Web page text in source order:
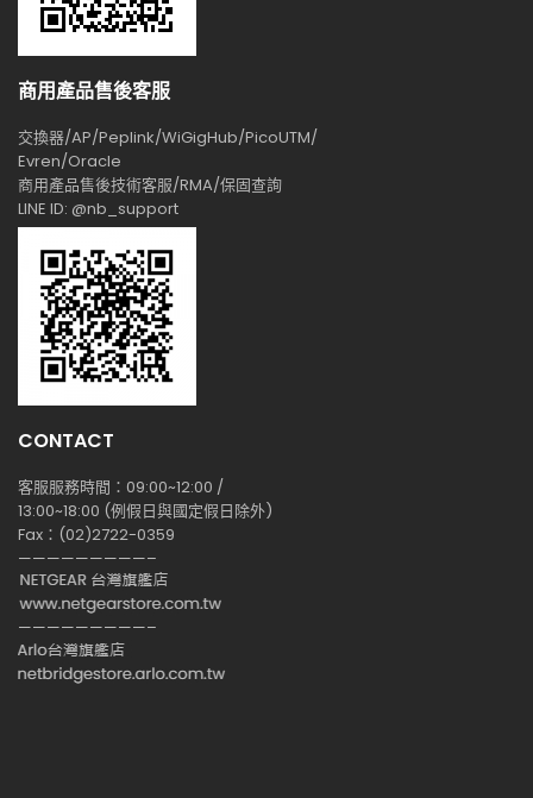
商用產品售後客服
交換器/AP/Peplink/WiGigHub/PicoUTM/
Evren/Oracle
商用產品售後技術客服/RMA/保固查詢
LINE ID: @nb_support
CONTACT
客服服務時間：09:00~12:00 /
13:00~18:00 (例假日與國定假日除外)
Fax：(02)2722-0359
—————————–
—————————–